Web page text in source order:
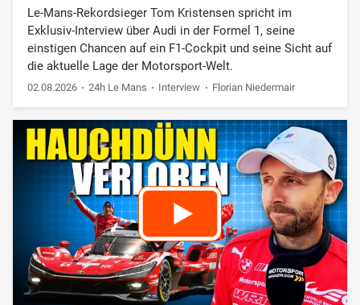
Le-Mans-Rekordsieger Tom Kristensen spricht im
Exklusiv-Interview über Audi in der Formel 1, seine
einstigen Chancen auf ein F1-Cockpit und seine Sicht auf
die aktuelle Lage der Motorsport-Welt.
02.08.2026 24h Le Mans Interview Florian Niedermair